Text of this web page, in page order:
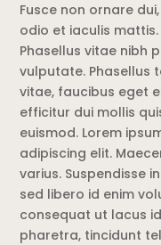
Fusce non ornare
odio et iaculis
Phasellus vitae nibh
vulputate. Phasellus
vitae, faucibus eget
efficitur dui mollis
euismod. Lorem
adipiscing elit.
varius. Suspendisse
sed libero id enim
consequat ut lacus
pharetra, tincidunt